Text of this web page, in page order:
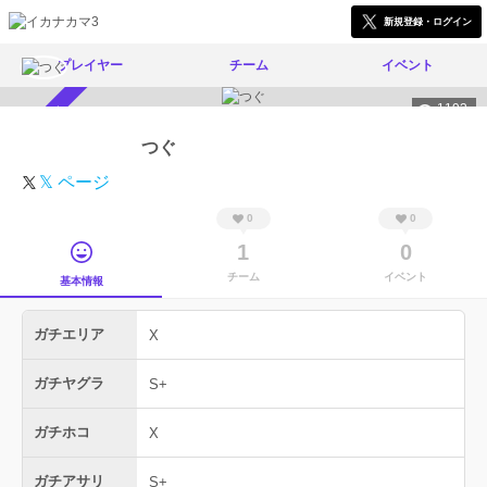
新規登録・ログイン
プレイヤー チーム イベント
1193
つぐ
𝕏 ページ
基本情報
0
1
チーム
0
0
イベント
ガチエリア X
ガチヤグラ S+
ガチホコ X
ガチアサリ S+